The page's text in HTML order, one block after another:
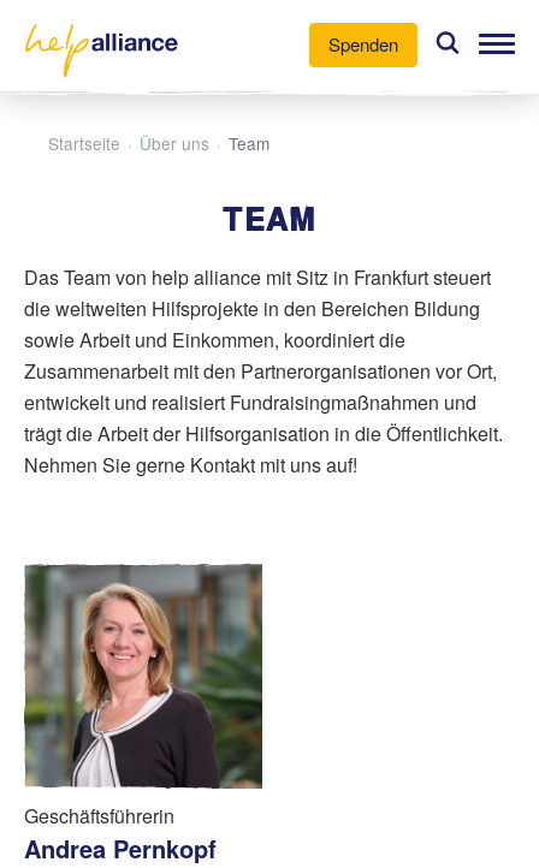
Unsere Arbeit
Mitmachen
Spenden
Startseite › Über uns › Team
TEAM
Das Team von help alliance mit Sitz in Frankfurt steuert
die weltweiten Hilfsprojekte in den Bereichen Bildung
sowie Arbeit und Einkommen, koordiniert die
Zusammenarbeit mit den Partnerorganisationen vor Ort,
entwickelt und realisiert Fundraisingmaßnahmen und
trägt die Arbeit der Hilfsorganisation in die Öffentlichkeit.
Nehmen Sie gerne Kontakt mit uns auf!
Geschäftsführerin
Andrea Pernkopf